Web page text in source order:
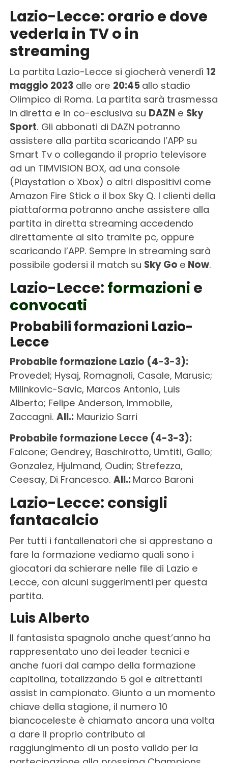
Lazio-Lecce: orario e dove
vederla in TV o in
streaming
La partita Lazio-Lecce si giocherà venerdì 12
maggio 2023alle ore 20:45 allo stadio
Olimpico di Roma. La partita sarà trasmessa
in diretta e in co-esclusiva su DAZNe Sky
Sport. Gli abbonati di DAZN potranno
assistere alla partita scaricando l’APP su
Smart Tv o collegando il proprio televisore
ad un TIMVISION BOX, ad una console
(Playstation o Xbox) o altri dispositivi come
Amazon Fire Stick o il box Sky Q. I clienti della
piattaforma potranno anche assistere alla
partita in diretta streaming accedendo
direttamente al sito tramite pc, oppure
scaricando l’APP. Sempre in streaming sarà
possibile godersi il match su Sky Go e Now.
Lazio-Lecce: formazioni e
convocati
Probabili formazioni Lazio-
Lecce
Probabile formazione Lazio (4-3-3):
Provedel; Hysaj, Romagnoli, Casale, Marusic;
Milinkovic-Savic, Marcos Antonio, Luis
Alberto; Felipe Anderson, Immobile,
Zaccagni. All.:Maurizio Sarri
Probabile formazione Lecce (4-3-3):
Falcone; Gendrey, Baschirotto, Umtiti, Gallo;
Gonzalez, Hjulmand, Oudin; Strefezza,
Ceesay, Di Francesco. All.: Marco Baroni
Lazio-Lecce: consigli
fantacalcio
Per tutti i fantallenatori che si apprestano a
fare la formazione vediamo quali sono i
giocatori da schierare nelle file di Lazio e
Lecce, con alcuni suggerimenti per questa
partita.
Luis Alberto
Il fantasista spagnolo anche quest’anno ha
rappresentato uno dei leader tecnici e
anche fuori dal campo della formazione
capitolina, totalizzando 5 gol e altrettanti
assist in campionato. Giunto a un momento
chiave della stagione, il numero 10
biancoceleste è chiamato ancora una volta
a dare il proprio contributo al
raggiungimento di un posto valido per la